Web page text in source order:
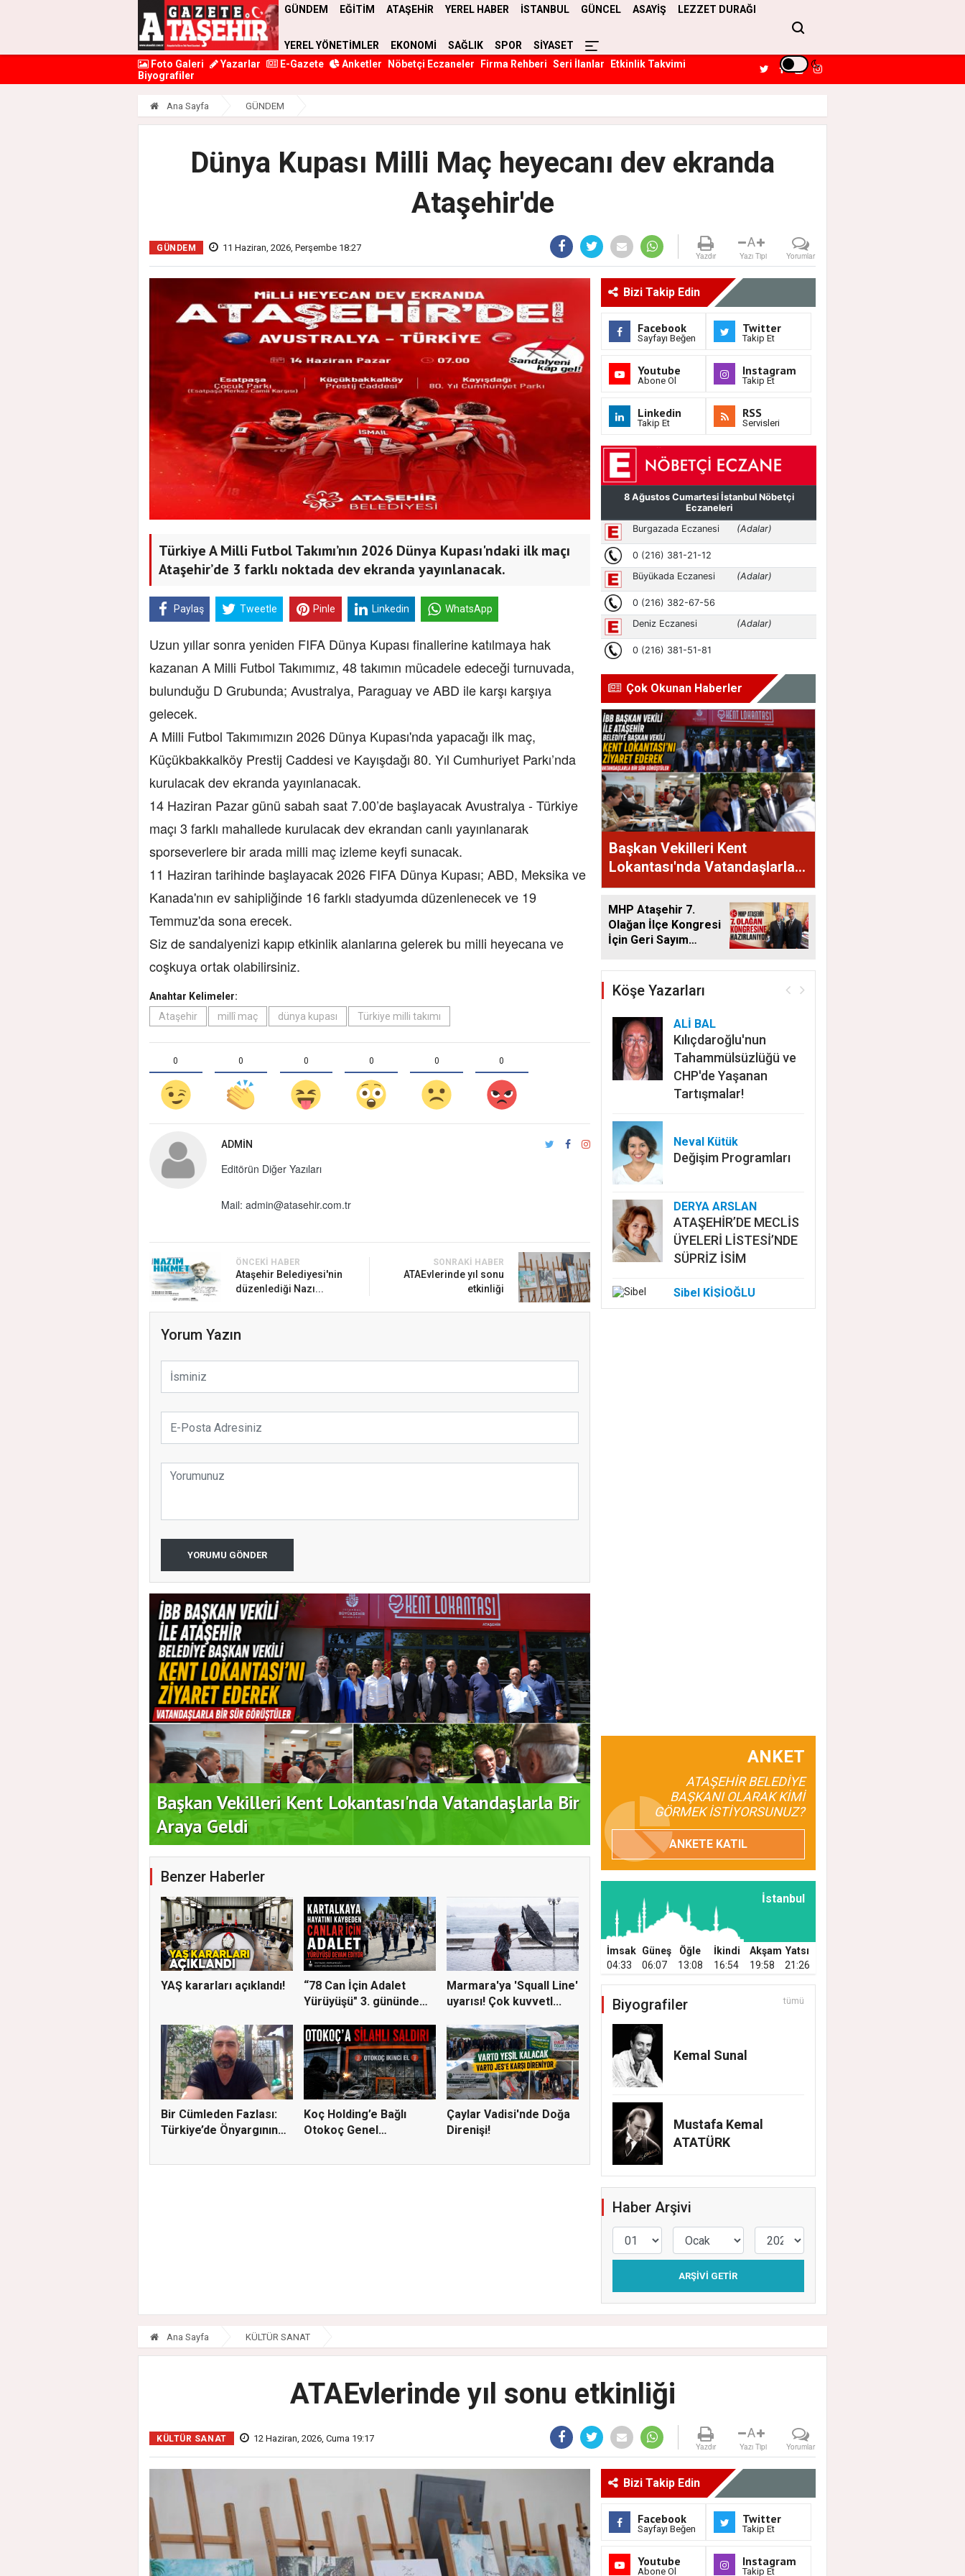
GÜNDEM EĞİTİM ATAŞEHİR YEREL HABER İSTANBUL GÜNCEL ASAYİŞ LEZZET DURAĞI
YEREL YÖNETİMLER EKONOMİ SAĞLIK SPOR
SİYASET
Foto Galeri
Yazarlar E-Gazete Anketler Nöbetçi Eczaneler Firma Rehberi Seri İlanlar
Etkinlik Takvimi
Biyografiler
Ana Sayfa GÜNDEM
Dünya Kupası Milli Maç heyecanı dev ekranda
Ataşehir'de
GÜNDEM 11 Haziran, 2026, Perşembe 18:27
Yazdır
A
Yazı Tipi Yorumlar
Türkiye A Milli Futbol Takımı’nın 2026 Dünya Kupası'ndaki ilk maçı
Ataşehir’de 3 farklı noktada dev ekranda yayınlanacak.
Paylaş Tweetle Pinle Linkedin WhatsApp
Uzun yıllar sonra yeniden FIFA Dünya Kupası finallerine katılmaya hak
kazanan A Milli Futbol Takımımız, 48 takımın mücadele edeceği turnuvada,
bulunduğu D Grubunda; Avustralya, Paraguay ve ABD ile karşı karşıya
gelecek.
A Milli Futbol Takımımızın 2026 Dünya Kupası'nda yapacağı ilk maç,
Küçükbakkalköy Prestij Caddesi ve Kayışdağı 80. Yıl Cumhuriyet Parkı’nda
kurulacak dev ekranda yayınlanacak.
14 Haziran Pazar günü sabah saat 7.00’de başlayacak Avustralya - Türkiye
maçı 3 farklı mahallede kurulacak dev ekrandan canlı yayınlanarak
sporseverlere bir arada milli maç izleme keyfi sunacak.
11 Haziran tarihinde başlayacak 2026 FIFA Dünya Kupası; ABD, Meksika ve
Kanada'nın ev sahipliğinde 16 farklı stadyumda düzenlenecek ve 19
Temmuz'da sona erecek.
Siz de sandalyenizi kapıp etkinlik alanlarına gelerek bu milli heyecana ve
coşkuya ortak olabilirsiniz.
Anahtar Kelimeler:
Ataşehir
millî maç dünya kupası Türkiye milli takımı
0 0 0 0 0 0
ADMIN
Editörün Diğer Yazıları
Mail: admin@atasehir.com.tr
ÖNCEKI HABER
Ataşehir Belediyesi'nin
düzenlediği Nazı...
SONRAKI HABER
ATAEvlerinde yıl sonu
etkinliği
Yorum Yazın
YORUMU GÖNDER
Başkan Vekilleri Kent Lokantası'nda Vatandaşlarla Bir
Araya Geldi
Duran Acar'dan İlk Adım: "Büyük Ataşehir
Benzer Haberler
YAŞ kararları açıklandı!
“78 Can İçin Adalet
Yürüyüşü" 3. gününde
Marmara'ya 'Squall Line'
uyarısı! Çok kuvvetl...
Bir Cümleden Fazlası:
Türkiye’de Önyargının
Koç Holding’e Bağlı
Otokoç Genel
Çaylar Vadisi'nde Doğa
Direnişi!
Bizi Takip Edin
Facebook
Sayfayı Beğen
Twitter
Takip Et
Youtube
Abone Ol
Instagram
Takip Et
Linkedin
Takip Et
RSS
Servisleri
Çok Okunan Haberler
Başkan Vekilleri Kent
Lokantası'nda Vatandaşlarla
Bir Araya Geldi
MHP Ataşehir 7.
Olağan İlçe Kongresi
İçin Geri Sayım
Köşe Yazarları
ALİ BAL
Kılıçdaroğlu'nun
Tahammülsüzlüğü ve
CHP'de Yaşanan
Tartışmalar!
Neval Kütük
Değişim Programları
DERYA ARSLAN
ATAŞEHİR’DE MECLİS
ÜYELERİ LİSTESİ’NDE
SÜPRİZ İSİM
Sibel KİŞİOĞLU
EUROVISION'DA
ANKET
ATAŞEHİR BELEDİYE
BAŞKANI OLARAK KİMİ
GÖRMEK İSTİYORSUNUZ?
ANKETE KATIL
İstanbul
İmsak Güneş Öğle İkindi Akşam Yatsı
04:33
06:07 13:08 16:54 19:58 21:26
Biyografiler tümü
Kemal Sunal
Mustafa Kemal
ATATÜRK
Haber Arşivi
ARŞIVI GETIR
Ana Sayfa KÜLTÜR SANAT
ATAEvlerinde yıl sonu etkinliği
KÜLTÜR SANAT 12 Haziran, 2026, Cuma 19:17
Yazdır
A
Yazı Tipi Yorumlar
Bizi Takip Edin
Facebook
Sayfayı Beğen
Twitter
Takip Et
Youtube
Abone Ol
Instagram
Takip Et